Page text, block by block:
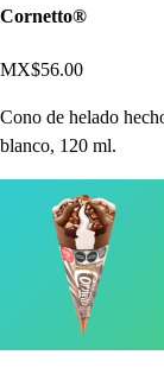
Cornetto®
MX$56.00
Cono de helado
blanco, 120 ml.